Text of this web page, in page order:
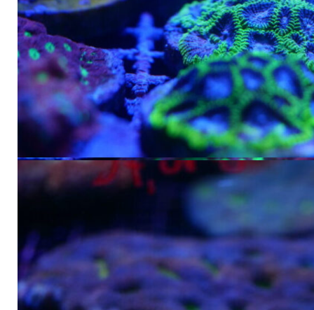
‘identification de certains coraux est délicate. Ce guide vous